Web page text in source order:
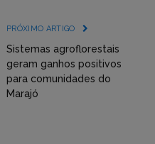
(YouTube,
Twitter,
Flickr
etc)
PRÓXIMO ARTIGO
Sistemas agroflorestais
geram ganhos positivos
para comunidades do
Marajó